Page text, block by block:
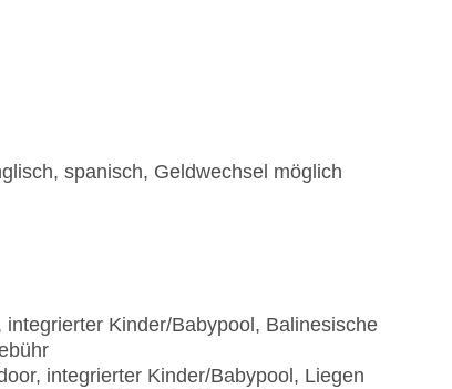
spanisch, Geldwechsel möglich
integrierter Kinder/Babypool, Balinesische
integrierter Kinder/Babypool, Liegen